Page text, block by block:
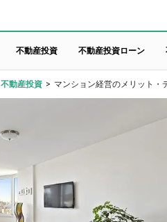
不動産投資 不動産投資ローン
不動産投資 > マンション経営のメリット・